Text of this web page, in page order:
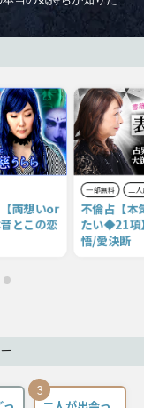
両想いor
とこの恋
一部無料 二人用
不倫占【本
たい◆21項
悟/愛決断
3